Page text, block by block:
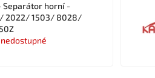
Separátor horní -
2022/ 1503/ 8028/